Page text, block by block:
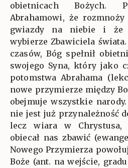
obietnicach Bożych.
Abrahamowi, że
gwiazdy na niebie i że
wybierze Zbawiciela świata.
czasów, Bóg spełnił
swojego Syna, który jako
potomstwa Abrahama
nowe przymierze między
obejmuje wszystkie
nie jest już przynależność
lecz wiara w Chrystusa,
obiecał nas zbawić
Nowego Przymierza
Boże (ant. na wejście,